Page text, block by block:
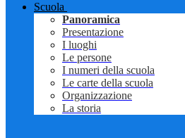
Scuola
Panoramica
Presentazione
I luoghi
Le persone
I numeri della scuola
Le carte della scuola
Organizzazione
La storia